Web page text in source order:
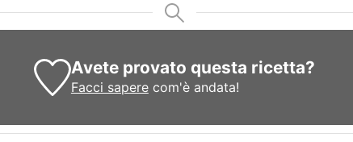
Avete provato questa ricetta?
Facci saperecom'è andata!